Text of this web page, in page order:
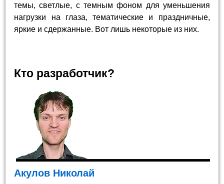
темы, светлые, с темным фоном для уменьшения
нагрузки на глаза, тематические и праздничные,
яркие и сдержанные. Вот лишь некоторые из них.
Кто разработчик?
Акулов Николай